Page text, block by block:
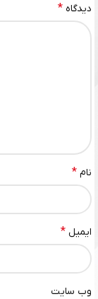
دیدگاه *
نام *
ایمیل *
وب‌ سایت